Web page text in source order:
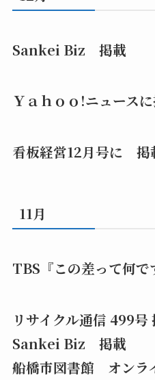
Sankei Biz 掲載
Ｙａｈｏｏ!ニュース
看板経営12月号に 掲
11月
TBS『この差って何で
リサイクル通信 499号
Sankei Biz 掲載
船橋市図書館 オンラ